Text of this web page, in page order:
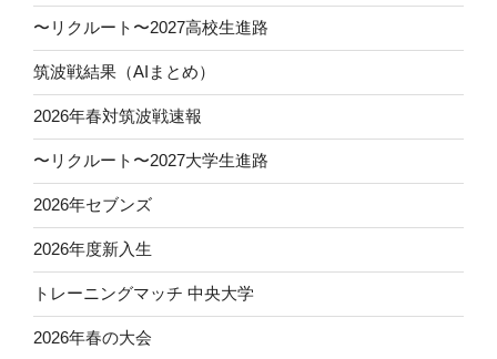
〜リクルート〜2027高校生進路
筑波戦結果（AIまとめ）
2026年春対筑波戦速報
〜リクルート〜2027大学生進路
2026年セブンズ
2026年度新入生
トレーニングマッチ 中央大学
2026年春の大会